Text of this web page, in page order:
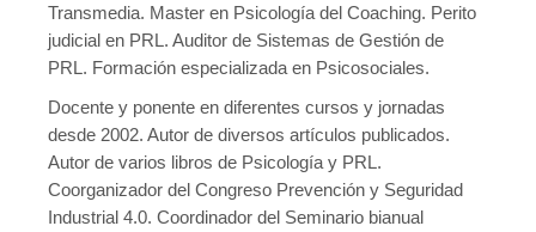
Transmedia. Master en Psicología del Coaching. Perito
judicial en PRL. Auditor de Sistemas de Gestión de
PRL. Formación especializada en Psicosociales.
Docente y ponente en diferentes cursos y jornadas
desde 2002. Autor de diversos artículos publicados.
Autor de varios libros de Psicología y PRL.
Coorganizador del Congreso Prevención y Seguridad
Industrial 4.0. Coordinador del Seminario bianual